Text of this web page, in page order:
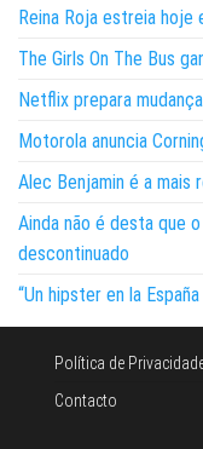
Reina Roja estreia hoje
The Girls On The Bus
Netflix prepara
Motorola anuncia
Alec Benjamin é a mais
Ainda não é desta que
descontinuado
“Un hipster en la
Política de
Contacto